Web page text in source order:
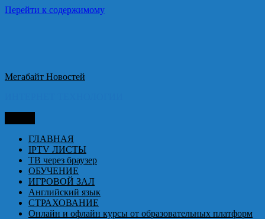
Перейти к содержимому
Мегабайт Новостей
ГЛАВНАЯ
IPTV ЛИСТЫ
ТВ через браузер
ОБУЧЕНИЕ
ИГРОВОЙ ЗАЛ
Английский язык
СТРАХОВАНИЕ
Онлайн и офлайн курсы от образовательных платформ